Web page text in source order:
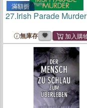
滿額折
27.Irish Parade Murder
無庫存